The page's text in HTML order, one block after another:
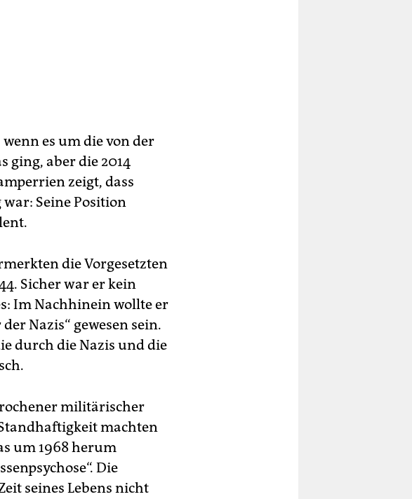
es um die von der
ging, aber die 2014
zeigt, dass
Seine Position
die Vorgesetzten
Sicher war er kein
Im Nachhinein wollte er
Nazis“ gewesen sein.
durch die Nazis und die
militärischer
machten
um 1968 herum
Die
seines Lebens nicht